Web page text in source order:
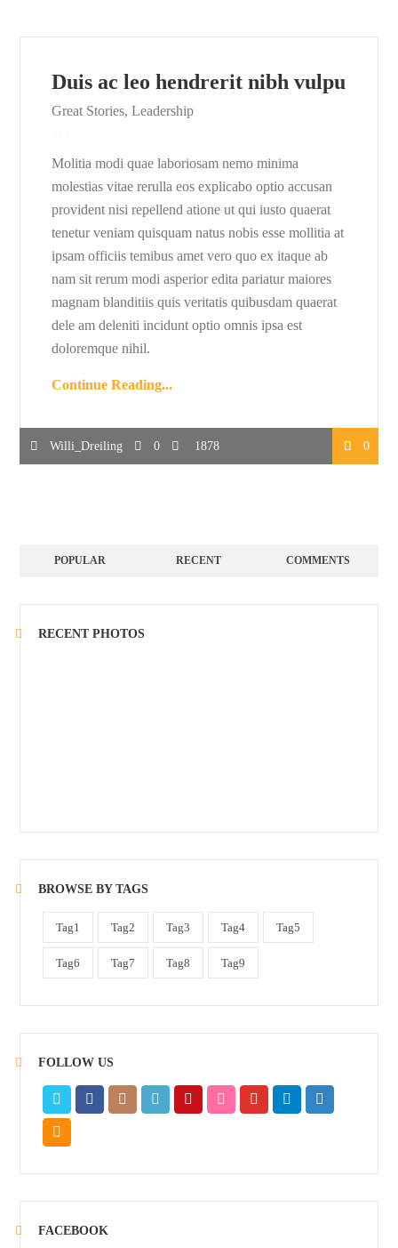
Duis ac leo hendrerit nibh vulpu
Great Stories,Leadership
Molitia modi quae laboriosam nemo minima
molestias vitae rerulla eos explicabo optio accusan
provident nisi repellend atione ut qui iusto quaerat
tenetur veniam quisquam natus nobis esse mollitia at
ipsam officiis temibus amet vero quo ex itaque ab
nam sit rerum modi asperior edita pariatur maiores
magnam blanditiis quis veritatis quibusdam quaerat
dele am deleniti incidunt optio omnis ipsa est
doloremque nihil.
Continue Reading...
Willi_Dreiling 0 1878 0
POPULAR RECENT COMMENTS
RECENT PHOTOS
BROWSE BY TAGS
Tag1 Tag2 Tag3 Tag4 Tag5
Tag6 Tag7 Tag8 Tag9
FOLLOW US
FACEBOOK